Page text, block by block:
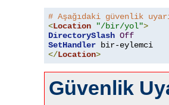
# Aşağıdaki güvenlik
<Location "/bir/yol">
DirectorySlash Off
SetHandler bir-eylemci
</Location>
Güvenlik